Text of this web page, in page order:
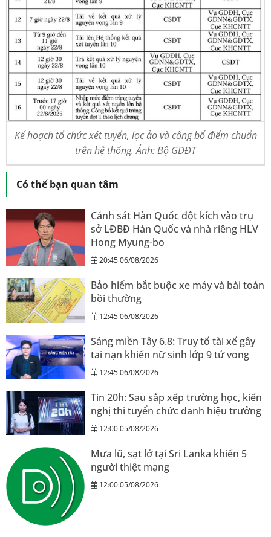
Kế hoạch tổ chức xét tuyển, lọc ảo và công bố điểm chuẩn
trên hệ thống. Ảnh: Bộ GDĐT
Có thể bạn quan tâm
Cảnh sát Hàn Quốc đột kích vào trụ
sở LĐBĐ Hàn Quốc và nhà riêng HLV
Hong Myung-bo
20:45 06/08/2026
Bảo hiểm bắt buộc xe máy và bài toán
bồi thường
12:45 06/08/2026
Sáng miền Tây 6.8: Truy tố tài xế gây
tai nạn khiến nữ sinh lớp 9 tử vong
12:45 06/08/2026
Tin 20h: Sau sắp xếp trường học, kiến
nghị thi tuyển chức danh hiệu trưởng
12:00 05/08/2026
Mưa lũ, sạt lở tại Sri Lanka khiến 5
người thiệt mạng
12:00 05/08/2026